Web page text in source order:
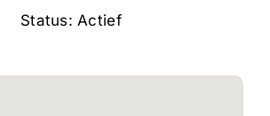
Status: Actief